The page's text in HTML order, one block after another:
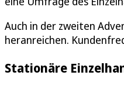
Auch in der zweiten
heranreichen.
Stationäre